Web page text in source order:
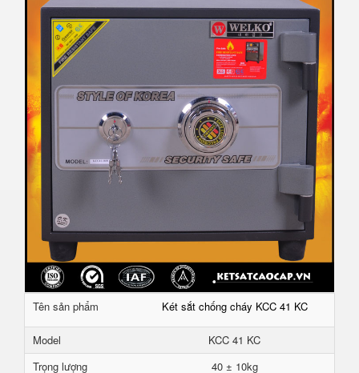
Tên sản phẩm Két sắt chống cháy KCC 41 KC
Model
KCC 41 KC
Trọng lượng
40 ± 10kg